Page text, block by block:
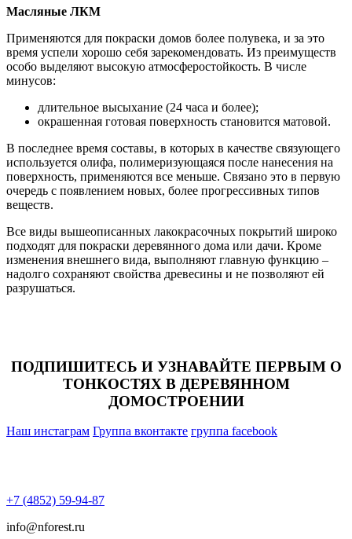
Масляные ЛКМ
Применяются для покраски домов более полувека, и за это
время успели хорошо себя зарекомендовать. Из преимуществ
особо выделяют высокую атмосферостойкость. В числе
минусов:
длительное высыхание (24 часа и более);
окрашенная готовая поверхность становится матовой.
В последнее время составы, в которых в качестве связующего
используется олифа, полимеризующаяся после нанесения на
поверхность, применяются все меньше. Связано это в первую
очередь с появлением новых, более прогрессивных типов
веществ.
Все виды вышеописанных лакокрасочных покрытий широко
подходят для покраски деревянного дома или дачи. Кроме
изменения внешнего вида, выполняют главную функцию –
надолго сохраняют свойства древесины и не позволяют ей
разрушаться.
ПОДПИШИТЕСЬ И УЗНАВАЙТЕ ПЕРВЫМ О
ТОНКОСТЯХ В ДЕРЕВЯННОМ
ДОМОСТРОЕНИИ
Наш инстаграм Группа вконтакте группа facebook
+7 (4852) 59-94-87
info@nforest.ru